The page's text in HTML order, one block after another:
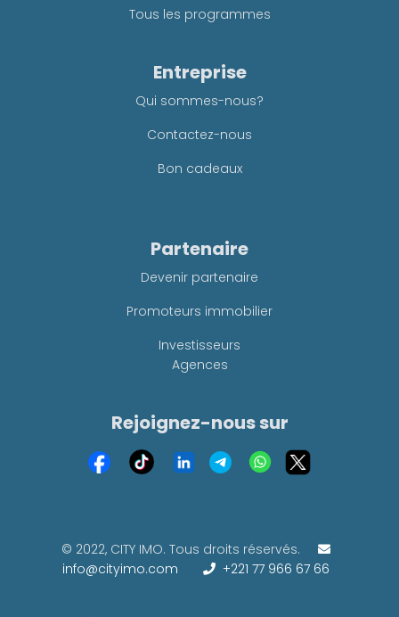
Tous les programmes
Entreprise
Qui sommes-nous?
Contactez-nous
Bon cadeaux
Partenaire
Devenir partenaire
Promoteurs immobilier
Investisseurs
Agences
Rejoignez-nous sur
© 2022, CITY IMO. Tous droits réservés.
info@cityimo.com
+221 77 966 67 66